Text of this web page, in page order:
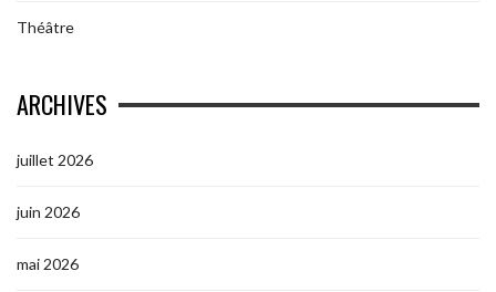
Théâtre
ARCHIVES
juillet 2026
juin 2026
mai 2026